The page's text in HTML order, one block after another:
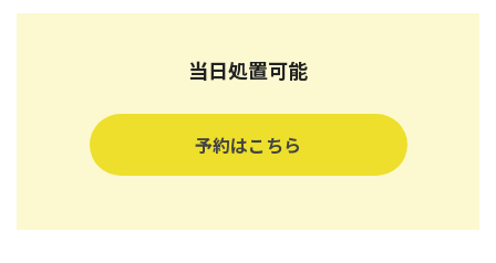
当日処置可能
予約はこちら